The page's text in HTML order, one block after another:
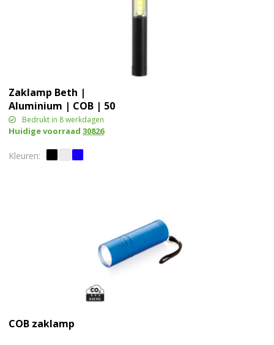
Zaklamp Beth |
Aluminium | COB | 50
lumen
Bedrukt in 8 werkdagen
Huidige voorraad30826
COB zaklamp